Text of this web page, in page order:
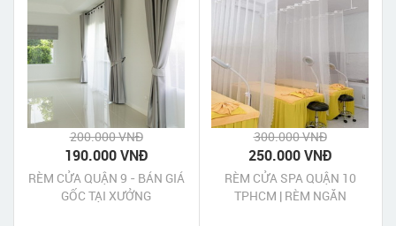
200.000 VNĐ
190.000 VNĐ
RÈM CỬA QUẬN 9 - BÁN GIÁ
GỐC TẠI XƯỞNG
300.000 VNĐ
250.000 VNĐ
RÈM CỬA SPA QUẬN 10
TPHCM | RÈM NGĂN